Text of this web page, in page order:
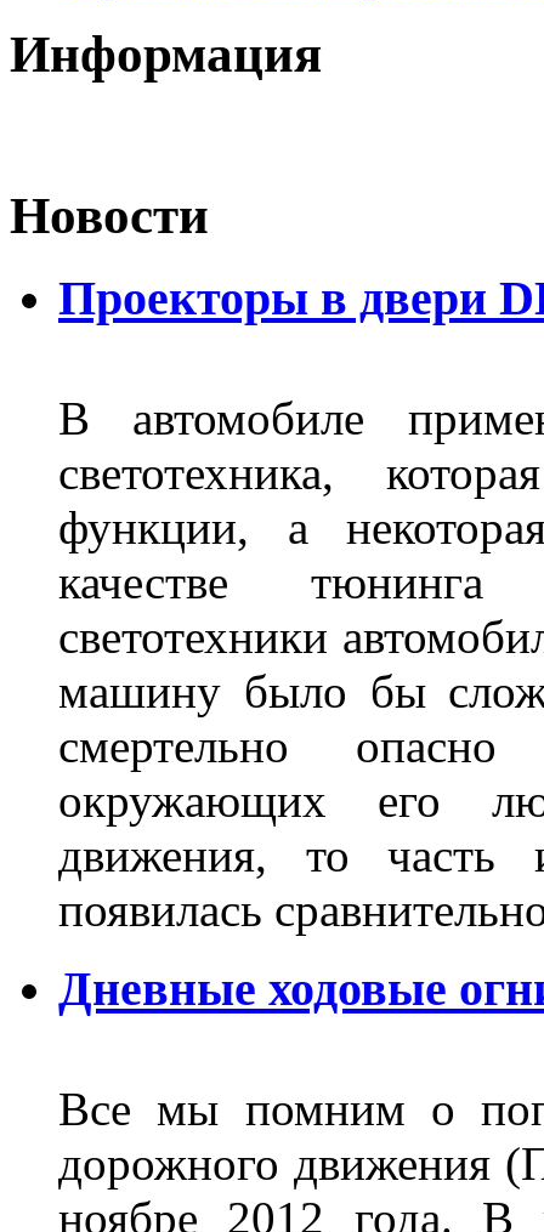
Информация
Новости
Проекторы в двери
В автомобиле
светотехника,
функции, а
качестве
светотехники
машину было бы
смертельно
окружающих его
движения, то часть
появилась
Дневные ходовые
Все мы помним о
дорожного движения
ноябре 2012 года.